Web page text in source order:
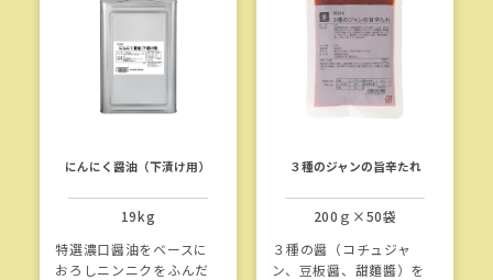
にんにく醤油（下漬け用）
19kg
特選濃口醤油をベースに
おろしニンニクをふんだ
３種のジャンの旨辛たれ
200ｇ×50袋
３種の醤（コチュジャ
ン、豆板醤、甜麵醬）を